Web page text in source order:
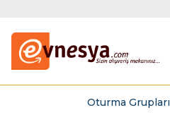
Oturma Grupları